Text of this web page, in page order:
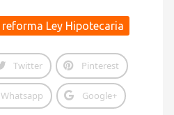
reforma Ley Hipotecaria
Twitter Pinterest
Whatsapp Google+